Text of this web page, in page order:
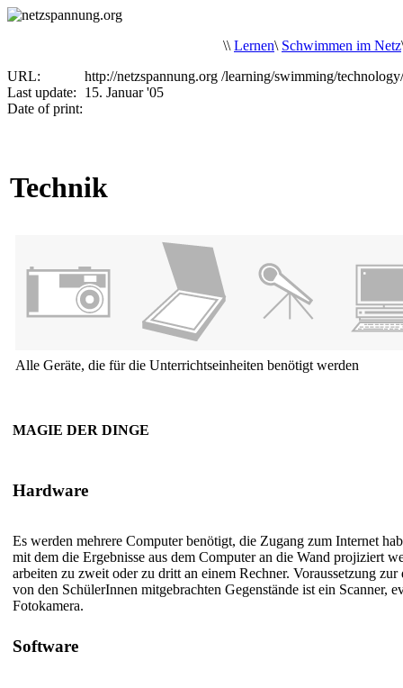
\\ Lernen\ Schwimmen im Netz
URL:
http://netzspannung.org /learning/swimming/
Last update:
15. Januar '05
Date of print:
Technik
Alle Geräte, die für die Unterrichtseinheiten benötigt werden
MAGIE DER DINGE
Hardware
Es werden mehrere Computer benötigt, die Zugang zum Internet
mit dem die Ergebnisse aus dem Computer an die Wand projiziert
arbeiten zu zweit oder zu dritt an einem Rechner. Voraussetzung
von den SchülerInnen mitgebrachten Gegenstände ist ein Scanner,
Fotokamera.
Software